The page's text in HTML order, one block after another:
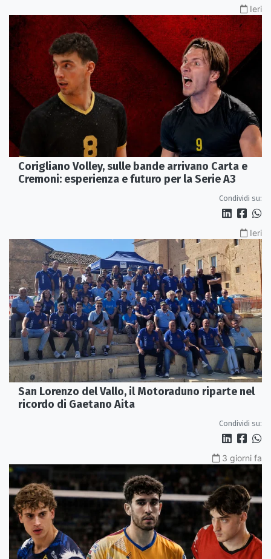
Ieri
Corigliano Volley, sulle bande arrivano Carta e
Cremoni: esperienza e futuro per la Serie A3
Condividi su:
Ieri
San Lorenzo del Vallo, il Motoraduno riparte nel
ricordo di Gaetano Aita
Condividi su:
3 giorni fa